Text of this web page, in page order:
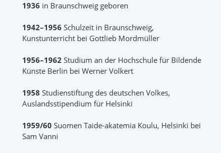
1936 in Braunschweig geboren
1942–1956 Schulzeit in Braunschweig,
Kunstunterricht bei Gottlieb Mordmüller
1956–1962 Studium an der Hochschule für Bildende
Künste Berlin bei Werner Volkert
1958 Studienstiftung des deutschen Volkes,
Auslandsstipendium für Helsinki
1959/60 Suomen Taide-akatemia Koulu, Helsinki bei
Sam Vanni